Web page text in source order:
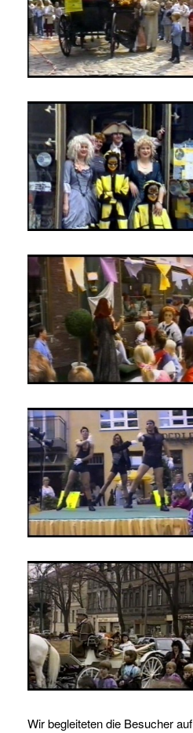
Wir begleiteten die Besucher